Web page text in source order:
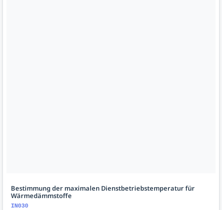
Bestimmung der maximalen Dienstbetriebstemperatur für
Wärmedämmstoffe
IN030